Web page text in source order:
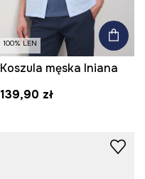
100% LEN
Koszula męska lniana
139,90 zł